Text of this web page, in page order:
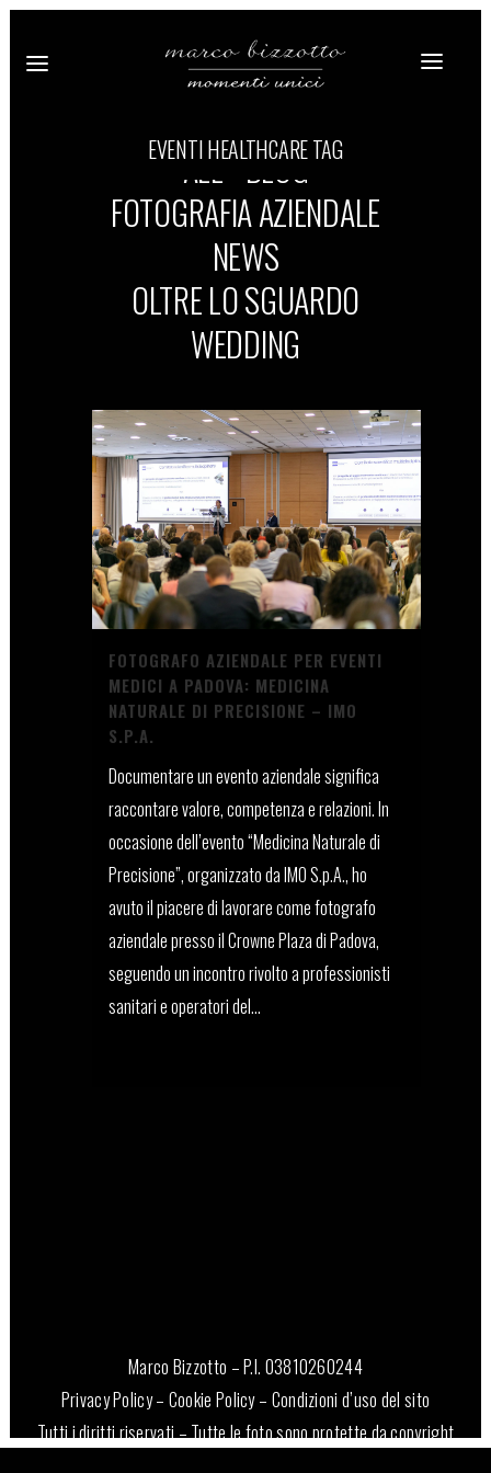
EVENTI HEALTHCARE TAG
ALL BLOG
FOTOGRAFIA AZIENDALE
NEWS
OLTRE LO SGUARDO
WEDDING
FOTOGRAFO AZIENDALE PER EVENTI
MEDICI A PADOVA: MEDICINA
NATURALE DI PRECISIONE – IMO
S.P.A.
Documentare un evento aziendale significa
raccontare valore, competenza e relazioni. In
occasione dell’evento “Medicina Naturale di
Precisione”, organizzato da IMO S.p.A., ho
avuto il piacere di lavorare come fotografo
aziendale presso il Crowne Plaza di Padova,
seguendo un incontro rivolto a professionisti
sanitari e operatori del...
Marco Bizzotto – P.I. 03810260244
Privacy Policy– Cookie Policy– Condizioni d’uso del sito
Tutti i diritti riservati – Tutte le foto sono protette da copyright